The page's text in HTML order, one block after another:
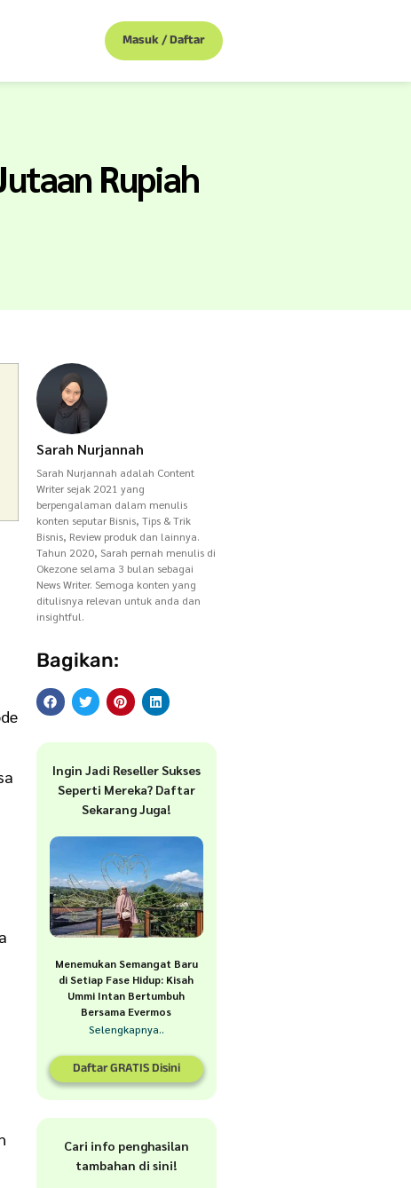
Masuk / Daftar
Rupiah
Sarah Nurjannah
Sarah Nurjannah adalah Content
Writer sejak 2021 yang
berpengalaman dalam menulis
konten seputar Bisnis, Tips & Trik
Bisnis, Review produk dan lainnya.
Tahun 2020, Sarah pernah menulis di
Okezone selama 3 bulan sebagai
News Writer. Semoga konten yang
ditulisnya relevan untuk anda dan
insightful.
Bagikan:
Ingin Jadi Reseller Sukses
Seperti Mereka? Daftar
Sekarang Juga!
Menemukan Semangat Baru
di Setiap Fase Hidup: Kisah
Ummi Intan Bertumbuh
Bersama Evermos
Selengkapnya..
Daftar GRATIS Disini
Cari info penghasilan
tambahan di sini!